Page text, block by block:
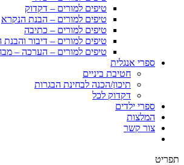
טיפים למורים – דקדוק
טיפים למורים – הבנת הנקרא
טיפים למורים – כתיבה
טיפים למורים – דיבור
טיפים למורים – הערכה –
ספרי אנגלית
חטיבת ביניים
תיכון/הכנה לבחינת הבגרות
דקדוק לכל
ספרי ילדים
המלצות
צור קשר
תפריט